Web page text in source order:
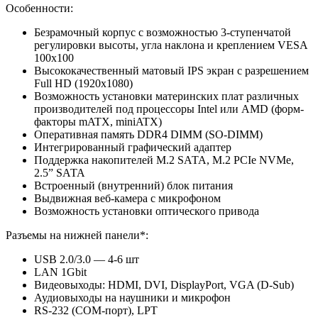
Особенности:
Безрамочный корпус с возможностью 3-ступенчатой
регулировки высоты, угла наклона и креплением VESA
100х100
Высококачественный матовый IPS экран с разрешением
Full HD (1920х1080)
Возможность установки материнских плат различных
производителей под процессоры Intel или AMD (форм-
факторы mATX, miniATX)
Оперативная память DDR4 DIMM (SO-DIMM)
Интегрированный графический адаптер
Поддержка накопителей М.2 SАТА, М.2 PCIe NVMe,
2.5” SАТА
Встроенный (внутренний) блок питания
Выдвижная веб-камера с микрофоном
Возможность установки оптического привода
Разъемы на нижней панели*:
USB 2.0/3.0 — 4-6 шт
LAN 1Gbit
Видеовыходы: HDMI, DVI, DisplayPort, VGA (D-Sub)
Аудиовыходы на наушники и микрофон
RS-232 (COM-порт), LPT